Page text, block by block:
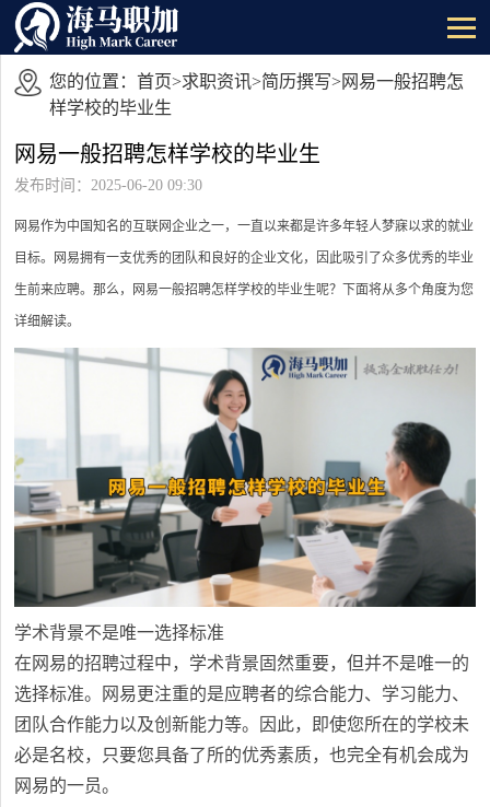
您的位置： 首页>求职资讯>简历撰写>网易一般招聘怎
样学校的毕业生
网易一般招聘怎样学校的毕业生
发布时间：2025-06-20 09:30
网易作为中国知名的互联网企业之一，一直以来都是许多年轻人梦寐以求的就业
目标。网易拥有一支优秀的团队和良好的企业文化，因此吸引了众多优秀的毕业
生前来应聘。那么，网易一般招聘怎样学校的毕业生呢？下面将从多个角度为您
详细解读。
学术背景不是唯一选择标准
在网易的招聘过程中，学术背景固然重要，但并不是唯一的
选择标准。网易更注重的是应聘者的综合能力、学习能力、
团队合作能力以及创新能力等。因此，即使您所在的学校未
必是名校，只要您具备了所的优秀素质，也完全有机会成为
网易的一员。